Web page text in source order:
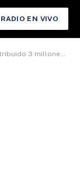
RADIO EN VIVO
de combustible este lunes